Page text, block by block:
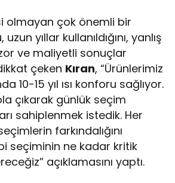
olmayan çok önemli bir
yıllar kullanıldığını, yanlış
ve maliyetli sonuçlar
çeken Kıran, “Ürünlerimiz
10-15 yıl ısı konforu sağlıyor.
çıkarak günlük seçim
sahiplenmek istedik. Her
farkındalığını
seçiminin ne kadar kritik
açıklamasını yaptı.